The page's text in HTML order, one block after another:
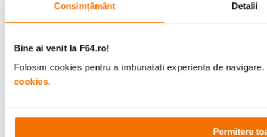
Consimțământ Detalii
Bine ai venit la F64.ro!
Folosim cookies pentru a imbunatati experienta de
cookies.
Permitere
Consultanta
specializata
499lei
Comenzi si livrare